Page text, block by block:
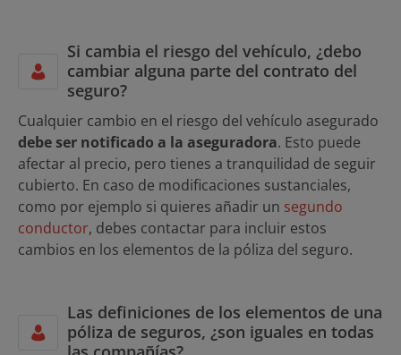
Si cambia el riesgo del vehículo, ¿debo
cambiar alguna parte del contrato del
seguro?
Cualquier cambio en el riesgo del vehículo asegurado
debe ser notificado a la aseguradora. Esto puede
afectar al precio, pero tienes a tranquilidad de seguir
cubierto. En caso de modificaciones sustanciales,
como por ejemplo si quieres añadir un segundo
conductor, debes contactar para incluir estos
cambios en los elementos de la póliza del seguro.
Las definiciones de los elementos de una
póliza de seguros, ¿son iguales en todas